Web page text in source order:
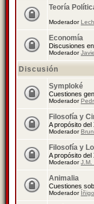
Teoría
Moderador
Economía
Discusiones
Moderador
Discusión
Symploké
Cuestiones
Moderador
Filosofía y
A propósito
Moderador
Filosofía y
A propósito
ModeradorJ.M.
Animalia
Cuestiones
Moderador